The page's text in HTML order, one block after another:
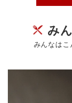
み
みんなはこ